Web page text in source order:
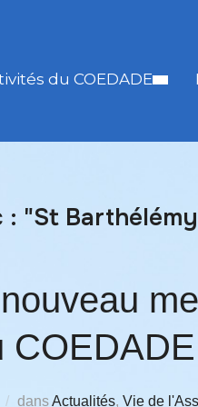
du COEDADE
: "St
COEDADE
dansActualités, Vie de